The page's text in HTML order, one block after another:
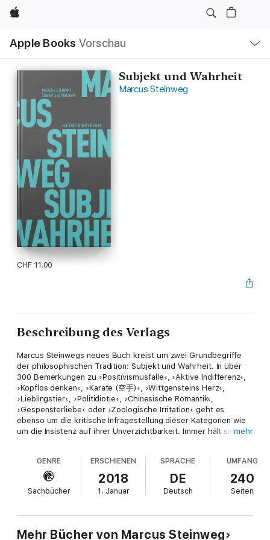
Apple
Apple Books Vorschau
Navigation
Menü
öffnen
Subjekt und Wahrheit
Marcus Steinweg
CHF 11.00
Beschreibung des Verlags
Marcus Steinwegs neues Buch kreist um zwei Grundbegriffe
der philosophischen Tradition: Subjekt und Wahrheit. In über
300 Bemerkungen zu ›Positivismusfalle‹, ›Aktive Indifferenz‹,
›Kopflos denken‹, ›Karate (空手)‹, ›Wittgensteins Herz‹,
›Lieblingstier‹, ›Politidiotie‹, ›Chinesische Romantik‹,
›Gespensterliebe‹ oder ›Zoologische Irritation‹ geht es
ebenso um die kritische Infragestellung dieser Kategorien wie
um die Insistenz auf ihrer Unverzichtbarkeit. Immer hält sich
Transzendenz.
mehr
GENRE
Sachbücher
ERSCHIENEN
2018
1. Januar
SPRACHE
DE
Deutsch
UMFANG
240
Seiten
Mehr Bücher von Marcus Steinweg